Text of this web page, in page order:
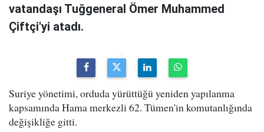
vatandaşı Tuğgeneral Ömer Muhammed
Çiftçi'yi atadı.
Suriye yönetimi, orduda yürüttüğü yeniden yapılanma
kapsamında Hama merkezli 62. Tümen'in komutanlığında
değişikliğe gitti.